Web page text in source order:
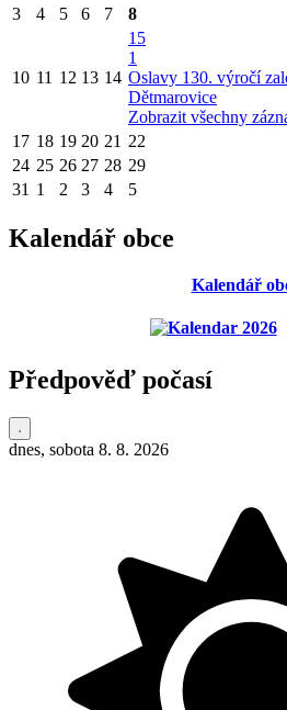
3
4 5 6 7 8
10 11 12 13 14
15
1
Oslavy 130. výročí
Dětmarovice
Zobrazit všechny
17 18 19 20 21 22
24 25 26 27 28 29
31 1 2 3 4 5
Kalendář obce
Kalendář
Předpověď počasí
dnes, sobota 8. 8. 2026